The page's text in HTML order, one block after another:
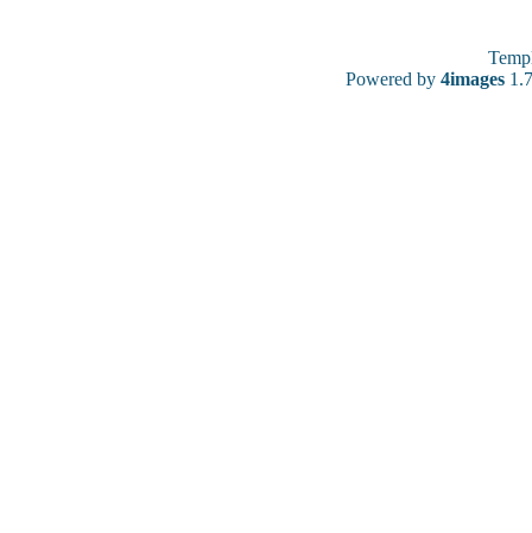
Powered by 4images